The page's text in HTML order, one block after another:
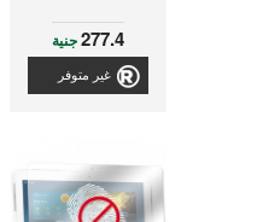
277.4جنية
غير متوفر